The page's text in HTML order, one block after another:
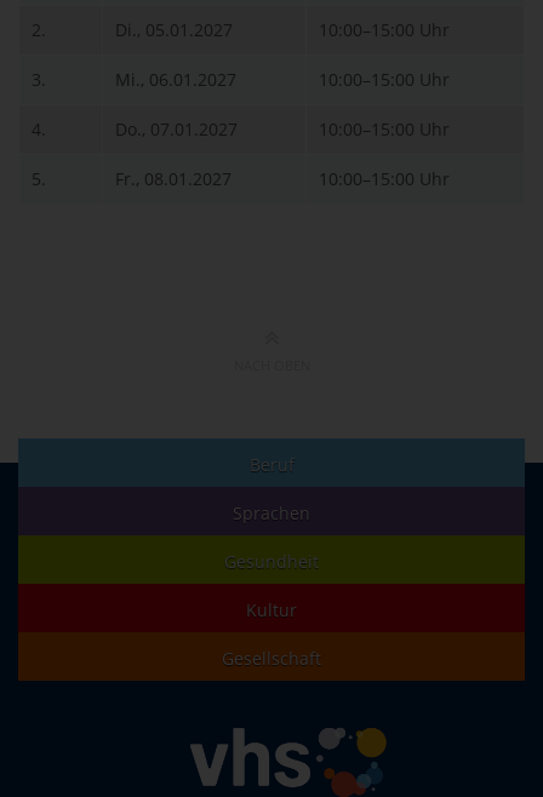
2. Di., 05.01.2027 10:00–15:00 Uhr
3. Mi., 06.01.2027 10:00–15:00 Uhr
4. Do., 07.01.2027 10:00–15:00 Uhr
5. Fr., 08.01.2027 10:00–15:00 Uhr
Beruf
Sprachen
Gesundheit
Kultur
Gesellschaft